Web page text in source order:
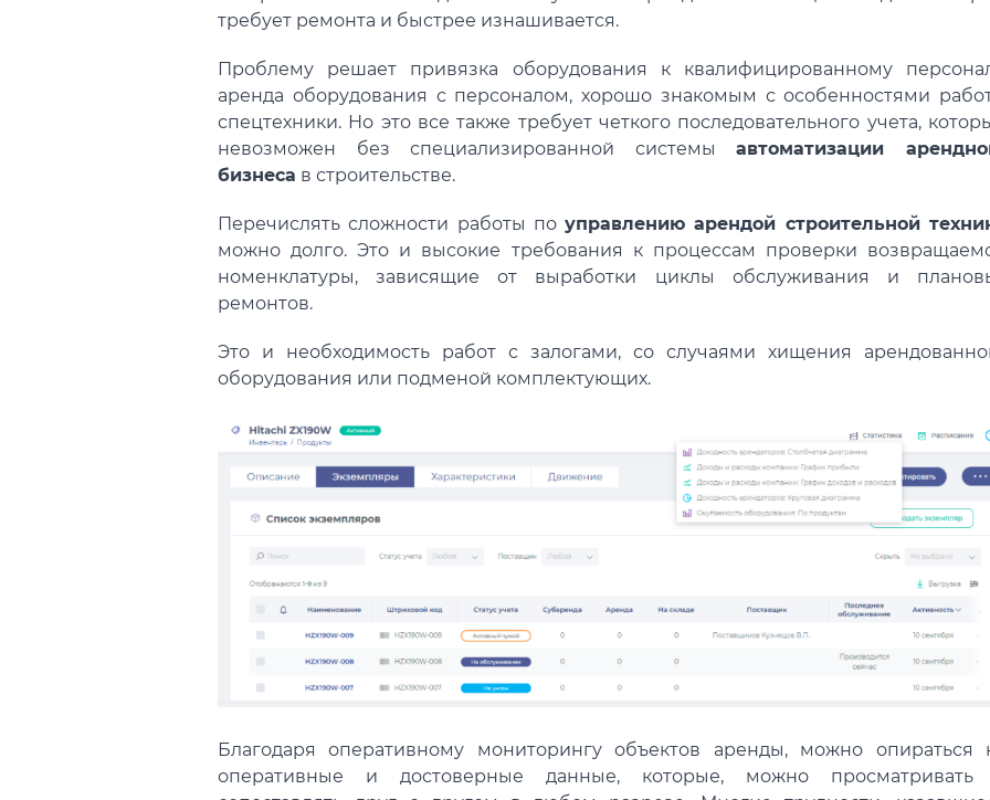
требует ремонта и быстрее изнашивается.
Проблему решает привязка оборудования к квалифицированному
аренда оборудования с персоналом, хорошо знакомым с особенностями
спецтехники. Но это все также требует четкого последовательного учета,
невозможен без специализированной системыавтоматизации
бизнеса в строительстве.
Перечислять сложности работы поуправлению арендой строительной
можно долго. Это и высокие требования к процессам проверки
номенклатуры, зависящие от выработки циклы обслуживания и
ремонтов.
Это и необходимость работ с залогами, со случаями хищения
оборудования или подменой комплектующих.
Благодаря оперативному мониторингу объектов аренды, можно опираться
оперативные и достоверные данные, которые, можно